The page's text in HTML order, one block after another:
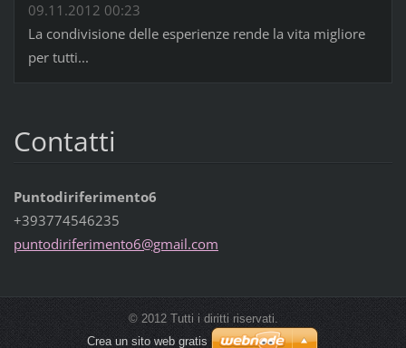
09.11.2012 00:23
La condivisione delle esperienze rende la vita migliore
per tutti...
Contatti
Puntodiriferimento6
+393774546235
puntodiriferimento6@gmail.com
© 2012 Tutti i diritti riservati.
Crea un sito web gratis